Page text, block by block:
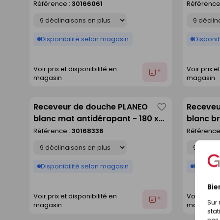
Sur
Référence : 30166061
Disponibilité selon magasin
Voir prix et disponibilité en
magasin
Ajouter
90 cm
Voir prix
magasin
Receveur de douche PLANEO
blanc mat antidérapant - 180 x
80 cm
Référence : 30168336
Disponibilité selon magasin
Voir prix et disponibilité en
magasin
Ajouter
Enregistrer
commeblanc
Déclinaison
Voir prix
magasin